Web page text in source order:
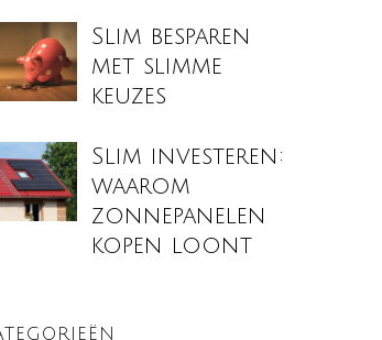
Slim besparen
met slimme
keuzes
Slim investeren:
waarom
zonnepanelen
kopen loont